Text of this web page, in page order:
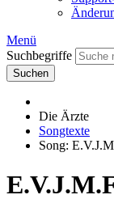
Menü
Suchbegriffe
Suchen
Die Ärzte
Songtexte
Song: